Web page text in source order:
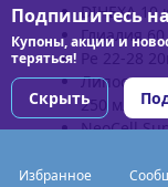
Избранное
DIHEXA 10
Глиалия 60
Pe 22-28
250 мл
NeoCell
Hobe
237 мл
Подпишитесь
Купоны, акции и
теряться!
Скрыть